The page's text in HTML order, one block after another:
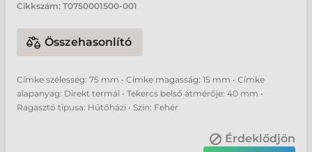
Cikkszám: T0750001500-001
Összehasonlító
Címke szélesség: 75 mm • Címke magasság: 15 mm • Címke
alapanyag: Direkt termál • Tekercs belső átmérője: 40 mm •
Ragasztó típusa: Hűtőházi • Szín: Fehér
Érdeklődjön